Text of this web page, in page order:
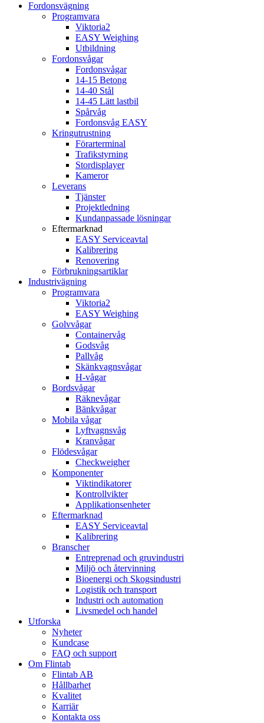
Fordonsvägning
Programvara
Viktoria2
EASY Weighing
Utbildning
Fordonsvågar
Fordonsvågar
14-15 Betong
14-40 Stål
14-45 Lätt lastbil
Spårvåg
Fordonsvåg EASY
Kringutrustning
Förarterminal
Trafikstyrning
Stordisplayer
Kameror
Leverans
Tjänster
Projektledning
Kundanpassade lösningar
Eftermarknad
EASY Serviceavtal
Kalibrering
Renovering
Förbrukningsartiklar
Industrivägning
Programvara
Viktoria2
EASY Weighing
Golvvågar
Containervåg
Godsvåg
Pallvåg
Skänkvagnsvågar
H-vågar
Bordsvågar
Räknevågar
Bänkvågar
Mobila vågar
Lyftvagnsvåg
Kranvågar
Flödesvågar
Checkweigher
Komponenter
Viktindikatorer
Kontrollvikter
Applikationsenheter
Eftermarknad
EASY Serviceavtal
Kalibrering
Branscher
Entreprenad och gruvindustri
Miljö och återvinning
Bioenergi och Skogsindustri
Logistik och transport
Industri och automation
Livsmedel och handel
Utforska
Nyheter
Kundcase
FAQ och support
Om Flintab
Flintab AB
Hållbarhet
Kvalitet
Karriär
Kontakta oss